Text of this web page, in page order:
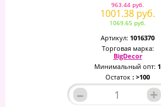
963.44 руб.
1001.38 руб.
1069.65 руб.
Артикул: 1016370
Торговая марка:
BigDecor
Минимальный опт: 1
Остаток : >100
– +